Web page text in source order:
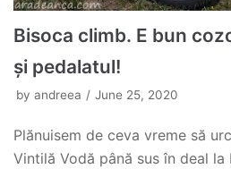
Bisoca climb. E bun
și pedalatul!
by andreea June 25, 2020
Plănuisem de ceva vreme să
Vintilă Vodă până sus în deal la